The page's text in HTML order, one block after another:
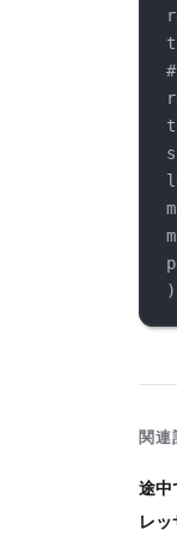
)
関連
途中
レ